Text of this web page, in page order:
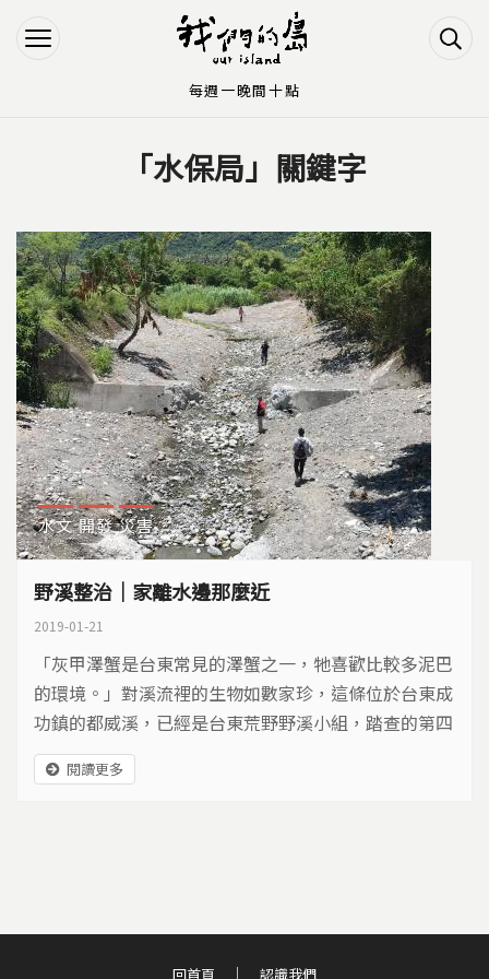
Jump to Navigation
Jump to Main content
「水保局」關鍵字
水文 開發 災害
野溪整治｜家離水邊那麼近
2019-01-21
「灰甲澤蟹是台東常見的澤蟹之一，牠喜歡比較多泥巴
的環境。」對溪流裡的生物如數家珍，這條位於台東成
功鎮的都威溪，已經是台東荒野野溪小組，踏查的第四
十八條野溪。走訪台東野溪四年多，荒野保護協會台東
分會發現，台東每條溪流，幾乎都遭到整治。而整治過
閱讀更多
回首頁 認識我們
每週一晚間十點